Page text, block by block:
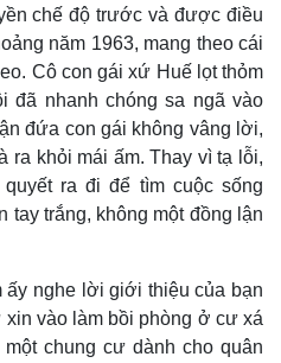
Ảnh
E-Magazine
Infographic
chế độ trước và được điều
năm 1963, mang theo cái
Cô con gái xứ Huế lọt thỏm
đã nhanh chóng sa ngã vào
đứa con gái không vâng lời,
ra khỏi mái ấm. Thay vì tạ lỗi,
ra đi để tìm cuộc sống
tay trắng, không một đồng lận
nghe lời giới thiệu của bạn
vào làm bồi phòng ở cư xá
chung cư dành cho quân